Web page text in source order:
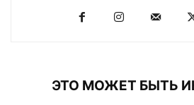
ЭТО МОЖЕТ БЫТЬ